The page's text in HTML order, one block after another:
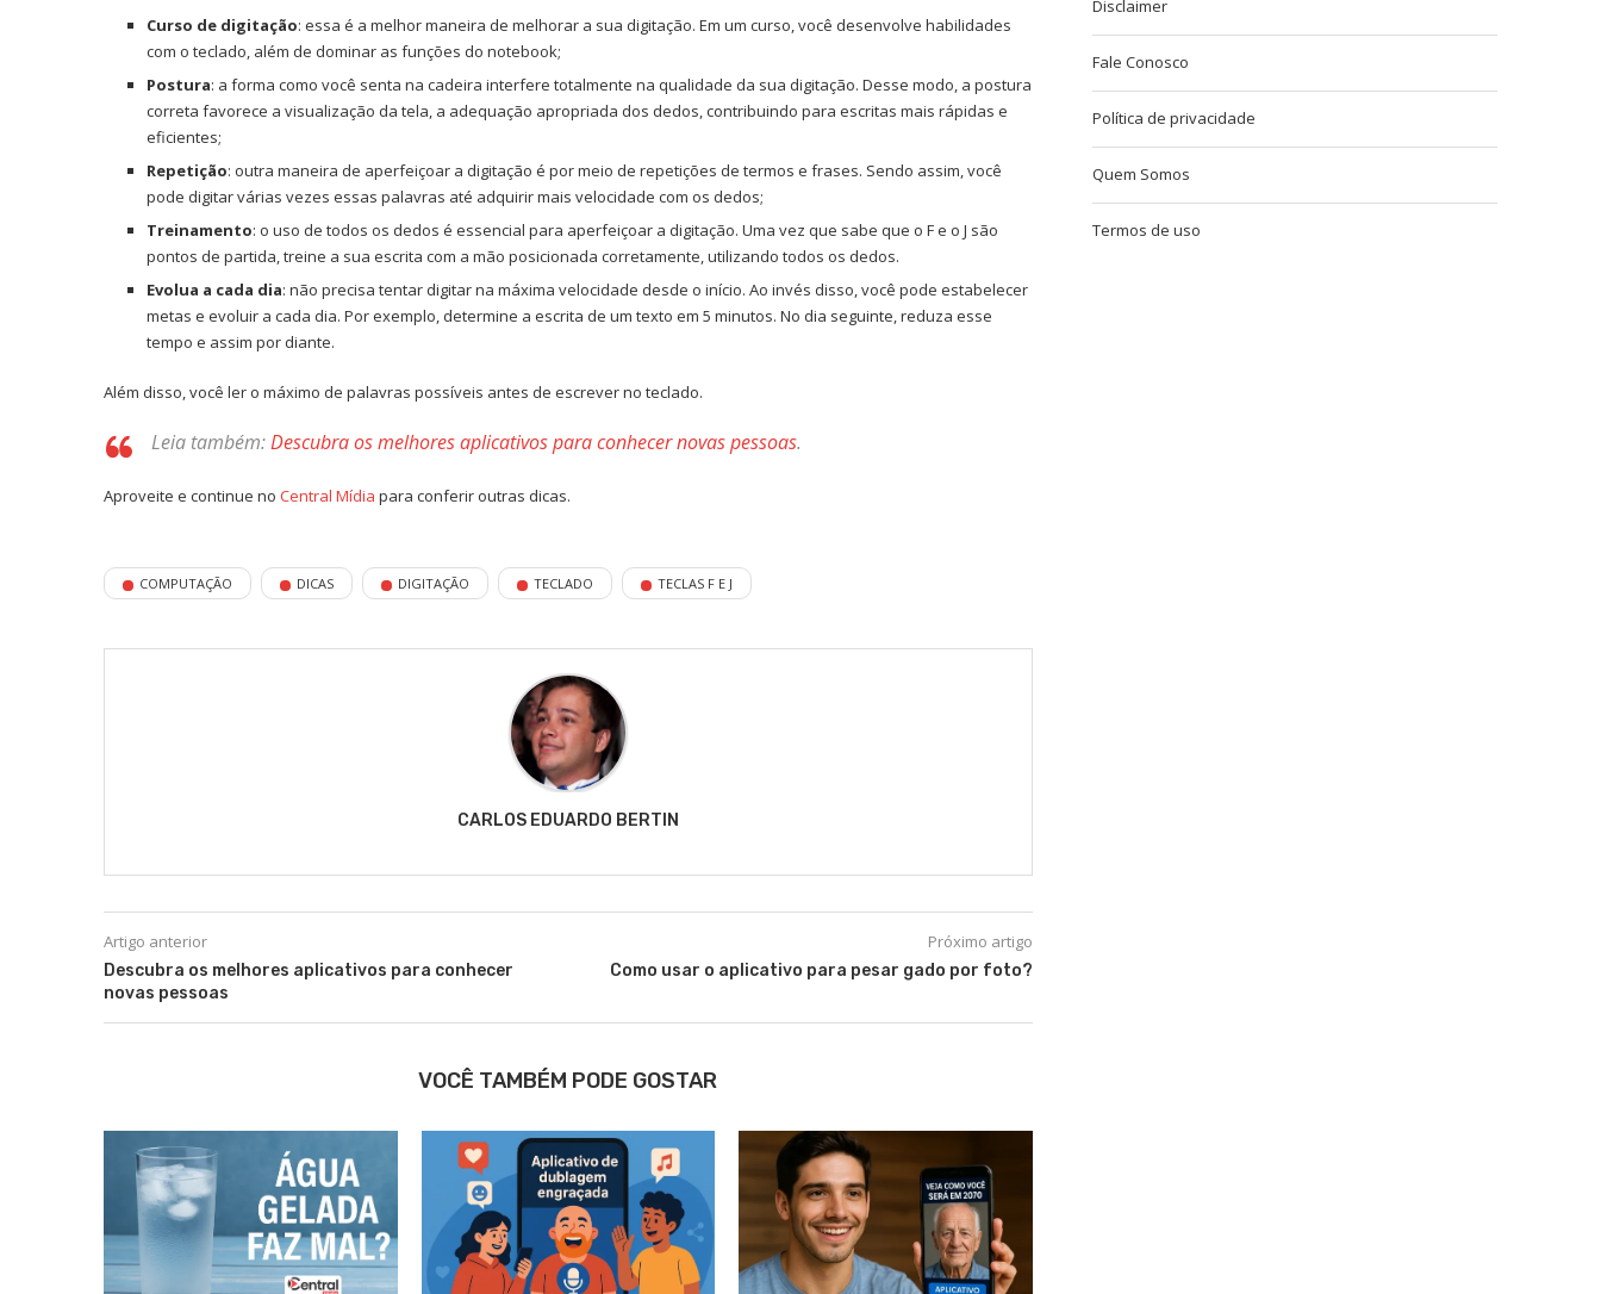
Curso de digitação: essa é a melhor maneira de melhorar a sua digitação. Em um curso, você desenvolve habilidades
com o teclado, além de dominar as funções do notebook;
Postura: a forma como você senta na cadeira interfere totalmente na qualidade da sua digitação. Desse modo, a postura
correta favorece a visualização da tela, a adequação apropriada dos dedos, contribuindo para escritas mais rápidas e
eficientes;
Repetição: outra maneira de aperfeiçoar a digitação é por meio de repetições de termos e frases. Sendo assim, você
pode digitar várias vezes essas palavras até adquirir mais velocidade com os dedos;
Treinamento: o uso de todos os dedos é essencial para aperfeiçoar a digitação. Uma vez que sabe que o F e o J são
pontos de partida, treine a sua escrita com a mão posicionada corretamente, utilizando todos os dedos.
Evolua a cada dia: não precisa tentar digitar na máxima velocidade desde o início. Ao invés disso, você pode estabelecer
metas e evoluir a cada dia. Por exemplo, determine a escrita de um texto em 5 minutos. No dia seguinte, reduza esse
tempo e assim por diante.
Além disso, você ler o máximo de palavras possíveis antes de escrever no teclado.
Leia também:Descubra os melhores aplicativos para conhecer novas pessoas.
Aproveite e continue no Central Mídia para conferir outras dicas.
COMPUTAÇÃO DICAS DIGITAÇÃO TECLADO TECLAS F E J
CARLOS EDUARDO BERTIN
Artigo anterior
Descubra os melhores aplicativos para conhecer
novas pessoas
Próximo artigo
Como usar o aplicativo para pesar gado por foto?
VOCÊ TAMBÉM PODE GOSTAR
Disclaimer
Fale Conosco
Política de privacidade
Quem Somos
Termos de uso